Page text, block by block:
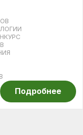
Подробнее